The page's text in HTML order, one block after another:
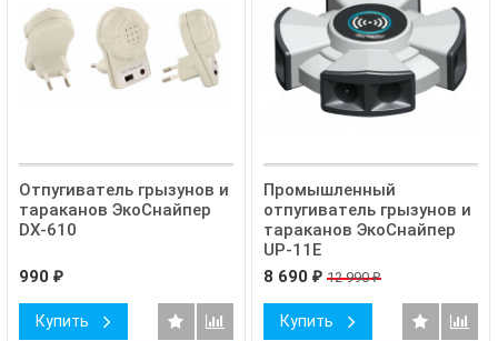
Отпугиватель грызунов и
тараканов ЭкоСнайпер
DX-610
990 ₽
Купить
Промышленный
отпугиватель грызунов и
тараканов ЭкоСнайпер
UP-11E
8 690 ₽ 12 990₽
Купить